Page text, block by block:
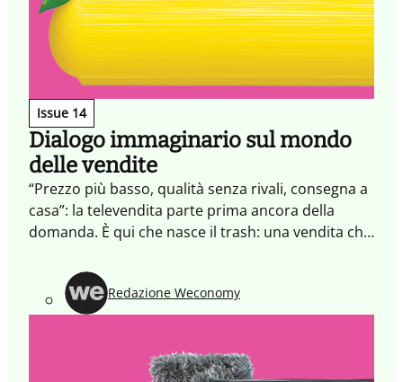
Issue 14
Dialogo immaginario sul mondo
delle vendite
“Prezzo più basso, qualità senza rivali, consegna a
casa”: la televendita parte prima ancora della
domanda. È qui che nasce il trash: una vendita che
scambia lo slogan “Cliente al centro” per una
soluzione. Noi vogliamo risalire all’origine:
imparare a leggere i bisogni e “unire i puntini”.
Redazione Weconomy